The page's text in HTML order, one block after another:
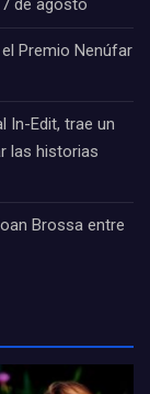
de agosto
Premio Nenúfar
In-Edit, trae un
las historias
Brossa entre